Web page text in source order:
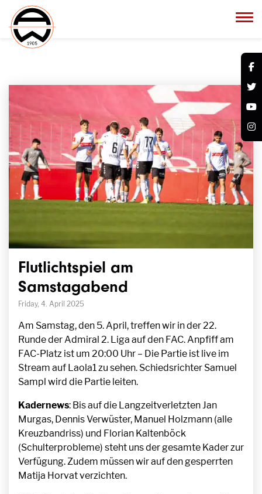
Flutlichtspiel am
Samstagabend
Friday, 4. April 2025
Am Samstag, den 5. April, treffen wir in der 22.
Runde der Admiral 2. Liga auf den FAC. Anpfiff am
FAC-Platz ist um 20:00 Uhr – Die Partie ist live im
Stream auf Laola1 zu sehen. Schiedsrichter Samuel
Sampl wird die Partie leiten.
Kadernews: Bis auf die Langzeitverletzten Jan
Murgas, Dennis Verwüster, Manuel Holzmann (alle
Kreuzbandriss) und Florian Kaltenböck
(Schulterprobleme) steht uns der gesamte Kader zur
Verfügung. Zudem müssen wir auf den gesperrten
Matija Horvat verzichten.